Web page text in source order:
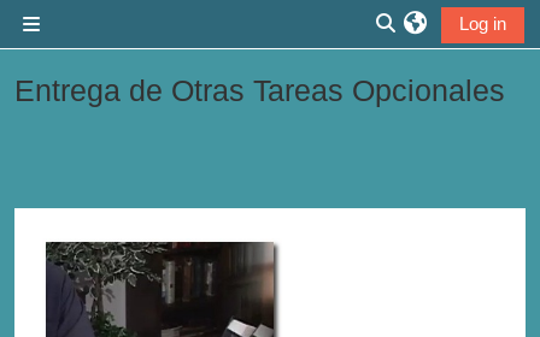
Toggle search
Log in
Entrega de Otras Tareas Opcionales
Section outline